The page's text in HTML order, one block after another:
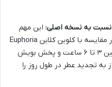
نسبت به نسخه اصلی: این مهم
ترین نقطه ضعف برندینی در مقایسه با کلوین کلاین Euphoria
است. ماندگاری آن معمولاً بین ۳ تا ۶ ساعت و پخش بویش
به تجدید عطر در طول روز را